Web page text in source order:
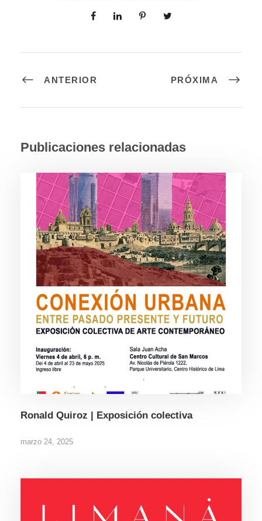
ANTERIOR PRÓXIMA
Publicaciones relacionadas
Ronald Quiroz | Exposición colectiva
marzo 24, 2025